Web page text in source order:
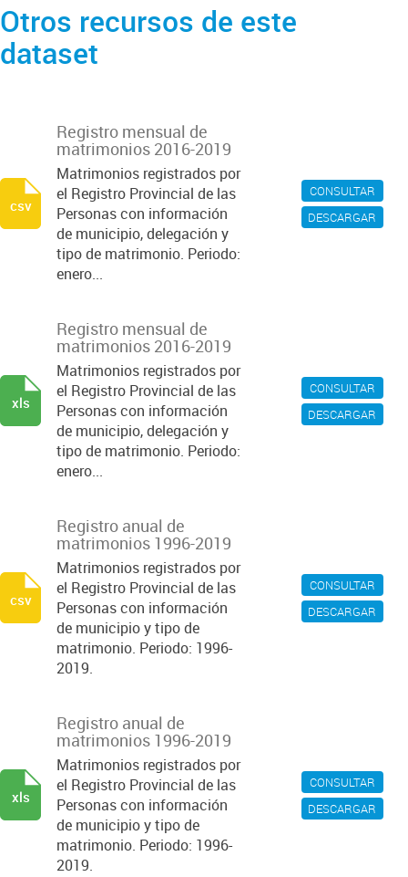
Otros recursos de este
dataset
CONSULTAR
DESCARGAR
Registro mensual de
matrimonios 2016-2019
Matrimonios registrados por
el Registro Provincial de las
Personas con información
de municipio, delegación y
tipo de matrimonio. Periodo:
enero...
csv
CONSULTAR
DESCARGAR
Registro mensual de
matrimonios 2016-2019
Matrimonios registrados por
el Registro Provincial de las
Personas con información
de municipio, delegación y
tipo de matrimonio. Periodo:
enero...
xls
CONSULTAR
DESCARGAR
Registro anual de
matrimonios 1996-2019
Matrimonios registrados por
el Registro Provincial de las
Personas con información
de municipio y tipo de
matrimonio. Periodo: 1996-
2019.
csv
CONSULTAR
DESCARGAR
Registro anual de
matrimonios 1996-2019
Matrimonios registrados por
el Registro Provincial de las
Personas con información
de municipio y tipo de
matrimonio. Periodo: 1996-
2019.
xls